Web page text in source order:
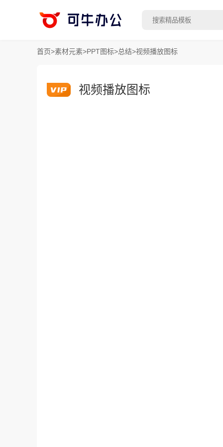
首页>素材元素>PPT图标>总结>视频播放图标
视频播放图标